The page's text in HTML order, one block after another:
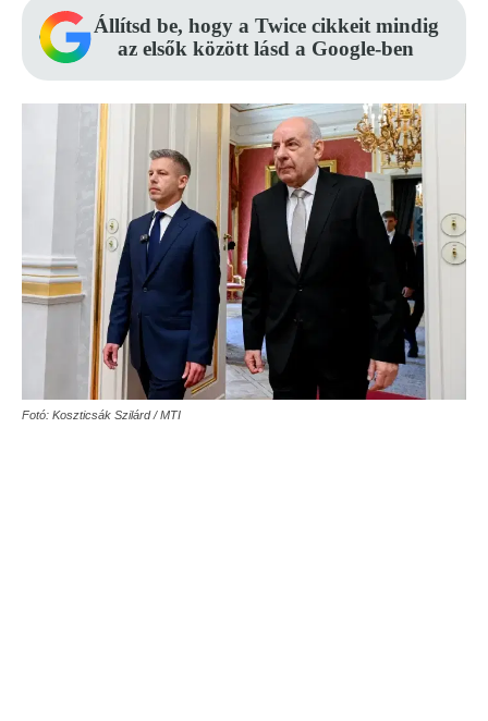
Állítsd be, hogy a Twice cikkeit mindig
az elsők között lásd a Google-ben
Fotó: Koszticsák Szilárd / MTI